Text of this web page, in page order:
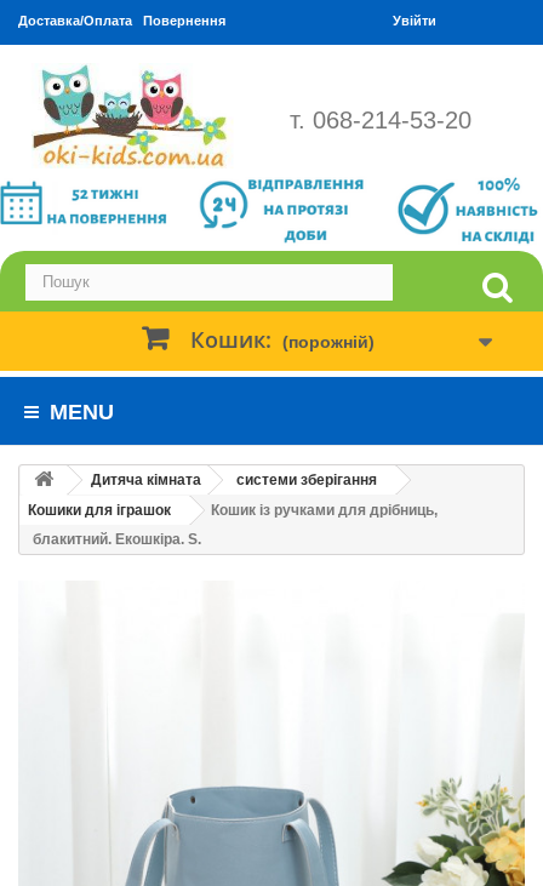
Доставка/Оплата Повернення Увійти
т. 068-214-53-20
Кошик: (порожній)
MENU
Дитяча кімната
системи зберігання
Кошики для іграшок
Кошик із ручками для дрібниць,
блакитний. Екошкіра. S.